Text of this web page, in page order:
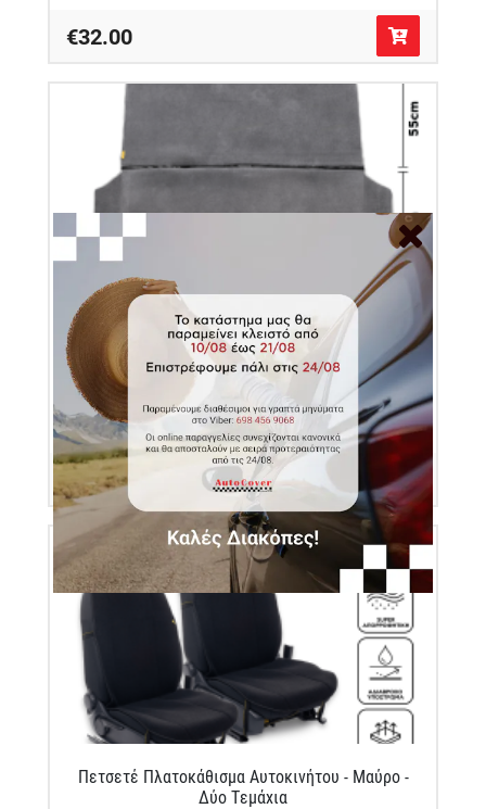
€32.00
Κάλυμμα Πίσω Καθισμάτων Αυτοκινήτου Πετσέτα
100% Βαμβάκι- Γκρι - Medium - Μονό Φερμουάρ|
Autocover
Κωδικός Προϊόντος: AUK1000155
€79.00
Πετσετέ Πλατοκάθισμα Αυτοκινήτου - Μαύρο -
Δύο Τεμάχια